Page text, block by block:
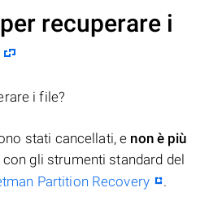
recuperare i
i file?
stati cancellati, e non è più
con gli strumenti standard del
Partition Recovery .